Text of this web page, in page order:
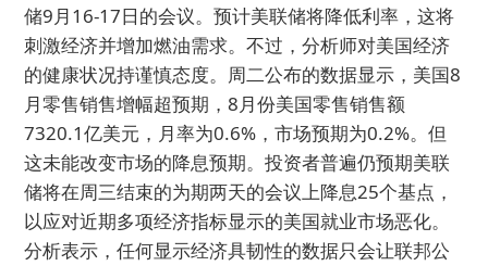
储9月16-17日的会议。预计美联储将降低利率，这将
刺激经济并增加燃油需求。不过，分析师对美国经济
的健康状况持谨慎态度。周二公布的数据显示，美国8
月零售销售增幅超预期，8月份美国零售销售额
7320.1亿美元，月率为0.6%，市场预期为0.2%。但
这未能改变市场的降息预期。投资者普遍仍预期美联
储将在周三结束的为期两天的会议上降息25个基点，
以应对近期多项经济指标显示的美国就业市场恶化。
分析表示，任何显示经济具韧性的数据只会让联邦公